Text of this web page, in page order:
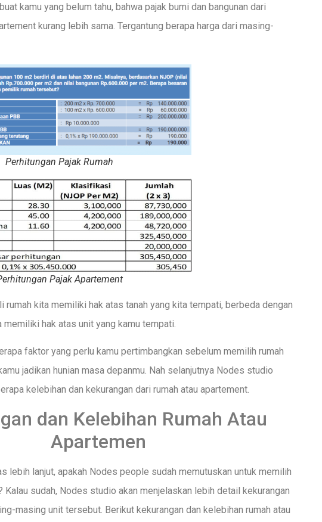
kamu yang belum tahu, bahwa pajak bumi dan bangunan dari
kurang lebih sama. Tergantung berapa harga dari masing-
Perhitungan Pajak Rumah
Pajak Apartement
rumah kita memiliki hak atas tanah yang kita tempati, berbeda dengan
memiliki hak atas unit yang kamu tempati.
faktor yang perlu kamu pertimbangkan sebelum memilih rumah
jadikan hunian masa depanmu. Nah selanjutnya Nodes studio
kelebihan dan kekurangan dari rumah atau apartement.
dan Kelebihan Rumah Atau
Apartemen
lebih lanjut, apakah Nodes people sudah memutuskan untuk memilih
Kalau sudah, Nodes studio akan menjelaskan lebih detail kekurangan
masing unit tersebut. Berikut kekurangan dan kelebihan rumah atau